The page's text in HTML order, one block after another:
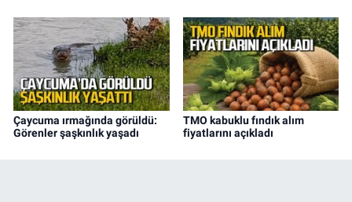
Çaycuma ırmağında görüldü:
Görenler şaşkınlık yaşadı
TMO kabuklu fındık alım
fiyatlarını açıkladı